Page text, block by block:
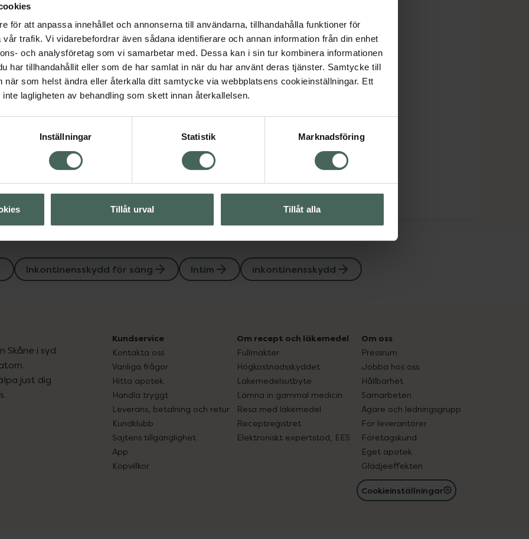
för att anpassa innehållet och annonserna till användarna, tillhandahålla funktioner för
trafik. Vi vidarebefordrar även sådana identifierare och annan information från din enhet
och analysföretag som vi samarbetar med. Dessa kan i sin tur kombinera informationen
har tillhandahållit eller som de har samlat in när du har använt deras tjänster. Samtycke till
när som helst ändra eller återkalla ditt samtycke via webbplatsens cookieinställningar. Ett
lagligheten av behandling som skett innan återkallelsen.
Inställningar Statistik Marknadsföring
Tillåt urval Tillåt alla
innebär att
för ditt barns
för säng
Visa
Inkontinensskydd för säng Intim inkontinensskydd
Skåne i syd
just dig
Kundservice
Kontakta oss
Vanliga frågor
Hitta apotek
Handla tryggt
Leverans, betalning och retur
Kundklubb
Sajtens tillgänglighet
App
Köpvillkor
Om recept och läkemedel
Fullmakter
Högkostnadsskyddet
Läkemedelsutbyte
Lämna in gammal medicin
Resa med läkemedel
Receptregistret
Elektroniskt expertstöd, EES
Om oss
Pressrum
Jobba hos oss
Hållbarhet
Samarbeten
Ägare och ledningsgrupp
För leverantörer
Företagskund
Eget apotek
Glädjeeffekten
Cookieinställningar